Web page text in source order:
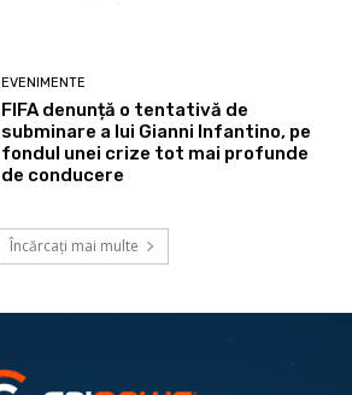
EVENIMENTE
FIFA denunță o tentativă de
subminare a lui Gianni Infantino, pe
fondul unei crize tot mai profunde
de conducere
Încărcați mai multe